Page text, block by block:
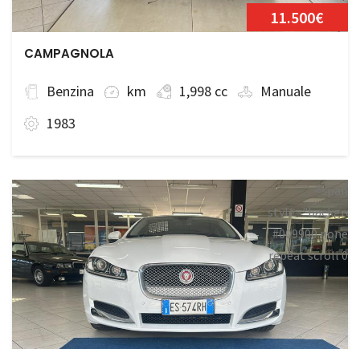
11.500€
CAMPAGNOLA
Benzina km 1,998 cc
Manuale
1983
<span
#009900 none
repeat scroll 0